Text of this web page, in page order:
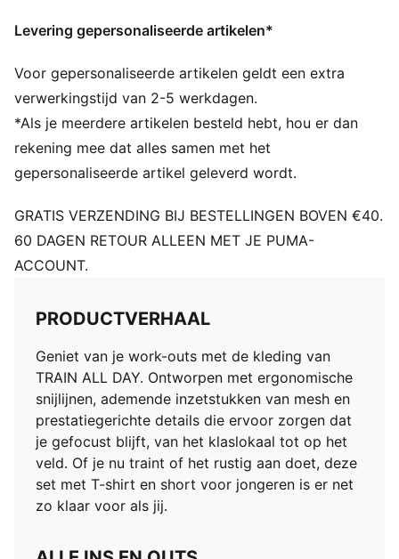
Lengte: Lengte tot boven de knie
Zakken: Zijzak
PUMA voor jongeren: aanbevolen voor oudere
kinderen tussen 8 en 16 jaar
Levering gepersonaliseerde artikelen*
Voor gepersonaliseerde artikelen geldt een extra
verwerkingstijd van 2-5 werkdagen.
*Als je meerdere artikelen besteld hebt, hou er dan
rekening mee dat alles samen met het
gepersonaliseerde artikel geleverd wordt.
GRATIS VERZENDING BIJ BESTELLINGEN BOVEN €40.
60 DAGEN RETOUR ALLEEN MET JE PUMA-
ACCOUNT.
PRODUCTVERHAAL
Geniet van je work-outs met de kleding van
TRAIN ALL DAY. Ontworpen met ergonomische
snijlijnen, ademende inzetstukken van mesh en
prestatiegerichte details die ervoor zorgen dat
je gefocust blijft, van het klaslokaal tot op het
veld. Of je nu traint of het rustig aan doet, deze
set met T-shirt en short voor jongeren is er net
zo klaar voor als jij.